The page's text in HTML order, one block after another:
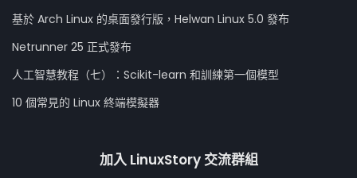
基於 Arch Linux 的桌面發行版，Helwan Linux 5.0 發布
Netrunner 25 正式發布
人工智慧教程（七）：Scikit-learn 和訓練第一個模型
10 個常見的 Linux 終端模擬器
加入 LinuxStory 交流群組